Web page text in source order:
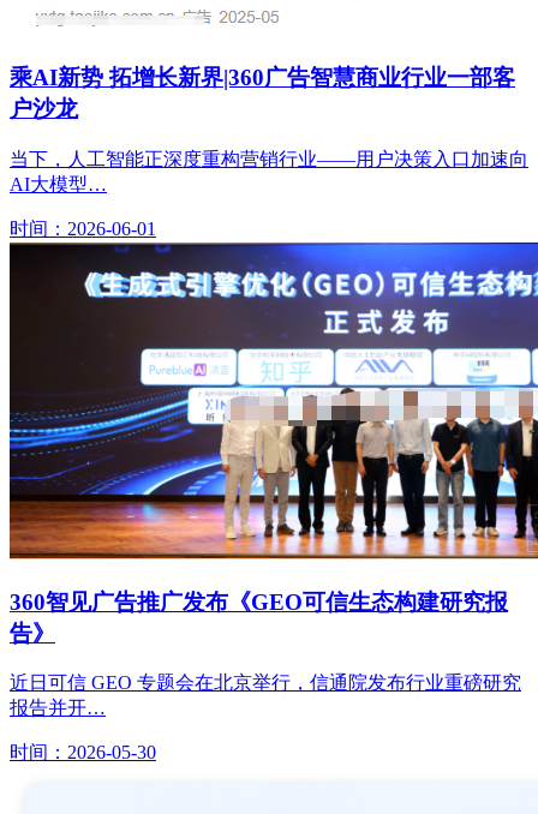
乘AI新势 拓增长新界|360广告智慧商业行业一部客
户沙龙
当下，人工智能正深度重构营销行业——用户决策入口加速向
AI大模型…
时间：2026-06-01
360智见广告推广发布《GEO可信生态构建研究报
告》
近日可信 GEO 专题会在北京举行，信通院发布行业重磅研究
报告并开…
时间：2026-05-30